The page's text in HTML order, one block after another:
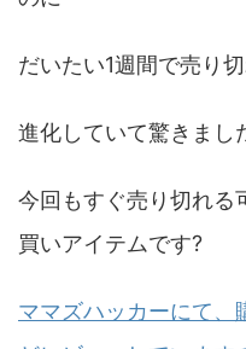
だいたい1週間で売り
進化していて驚きまし
今回もすぐ売り切れる
買いアイテムです?
ママズハッカーにて、